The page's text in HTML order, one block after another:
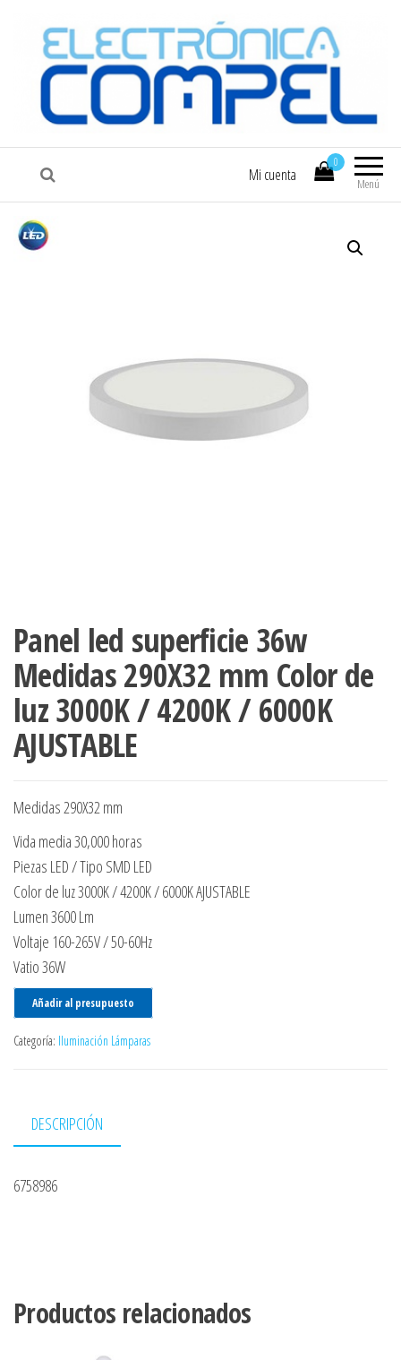
COMPEL Electrónica COMPEL
Menú
0
Mi cuenta
Panel led superficie 36w
Medidas 290X32 mm Color de
luz 3000K / 4200K / 6000K
AJUSTABLE
Medidas 290X32 mm
Vida media 30,000 horas
Piezas LED / Tipo SMD LED
Color de luz 3000K / 4200K / 6000K AJUSTABLE
Lumen 3600 Lm
Voltaje 160-265V / 50-60Hz
Vatio 36W
Añadir al presupuesto
Categoría: Iluminación Lámparas
DESCRIPCIÓN
6758986
Productos relacionados